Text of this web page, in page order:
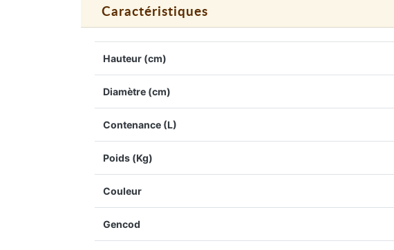
Caractéristiques
Hauteur (cm)
Diamètre (cm)
Contenance (L)
Poids (Kg)
Couleur
Gencod